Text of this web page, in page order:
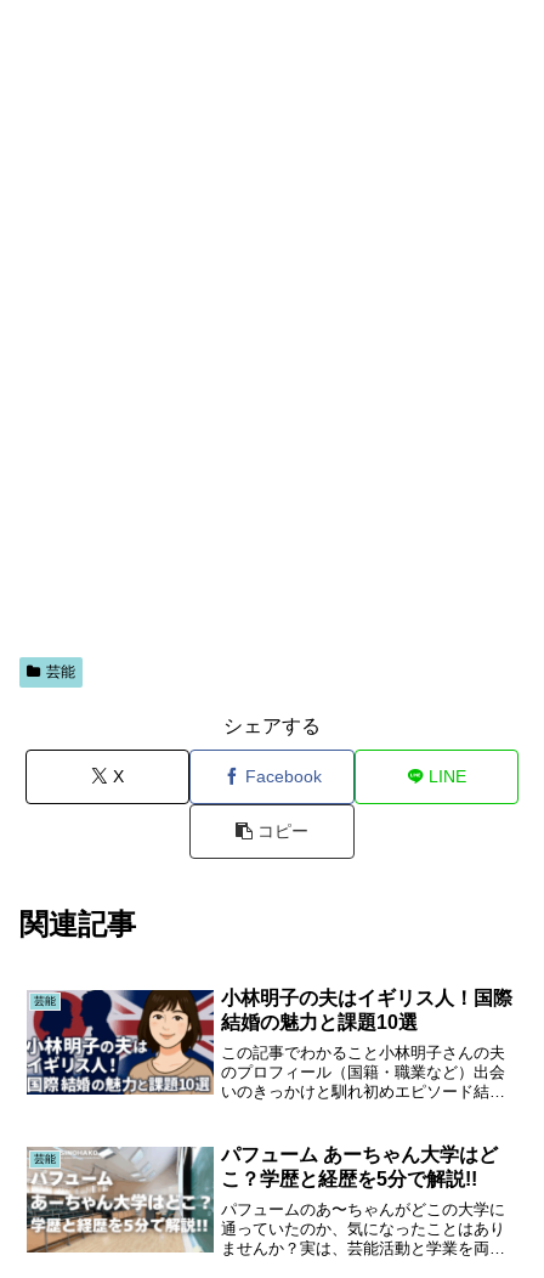
芸能
シェアする
X Facebook LINE
コピー
関連記事
芸能
小林明子の夫はイギリス人！国際
結婚の魅力と課題10選
この記事でわかること小林明子さんの夫
のプロフィール（国籍・職業など）出会
いのきっかけと馴れ初めエピソード結婚
ではの魅力と課題夫が音楽活動を支える
エピソードイギリスでの生...
芸能
パフューム あーちゃん大学はど
こ？学歴と経歴を5分で解説!!
パフュームのあ〜ちゃんがどこの大学に
通っていたのか、気になったことはあり
ませんか？実は、芸能活動と学業を両立